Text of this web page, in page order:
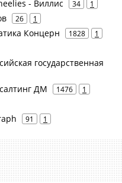
- Виллис 34 1
26 1
Концерн 1828 1
государственная
ДМ 1476 1
91 1